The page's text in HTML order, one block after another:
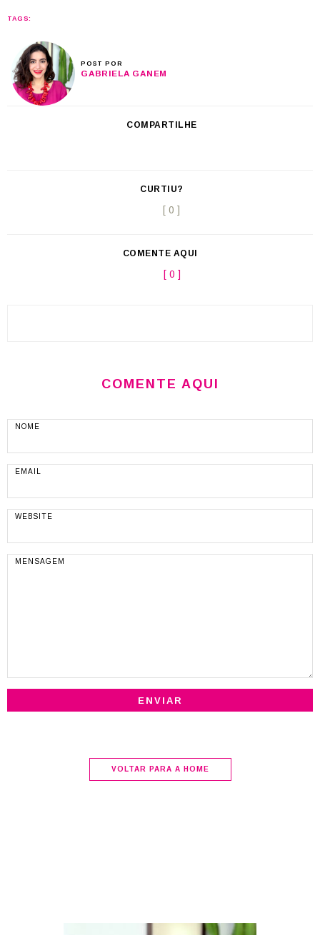
TAGS:
POST POR
GABRIELA GANEM
COMPARTILHE
CURTIU?
[ 0 ]
COMENTE AQUI
[ 0 ]
COMENTE AQUI
VOLTAR PARA A HOME